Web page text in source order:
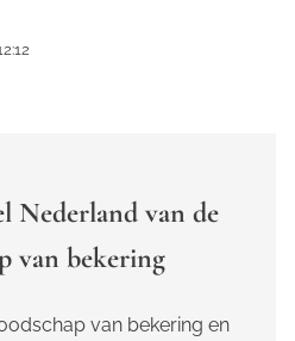
Nederland van de
van bekering
van bekering en